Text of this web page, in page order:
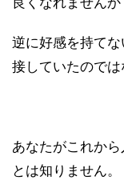
逆に好感を持て
接していたのでは
あなたがこれか
とは知りません。